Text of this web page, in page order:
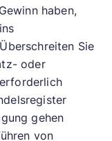
haben,
Sie
oder
gehen
von